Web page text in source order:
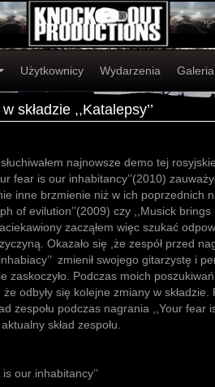
Użytkownicy Wydarzenia Galeria
składzie ,,Katalepsy’’
najnowsze demo tej
fear is our inhabitancy’’(2010)
inne brzmienie niż w ich poprzednich
of evilution’’(2009) czy ,,Musick brings
zacząłem więc szukać
Okazało się ,że zespół przed
zmienił swojego gitarzystę i
zaskoczyło. Podczas moich poszukiwań
że odbyły się kolejne zmiany w składzie.
zespołu podczas nagrania ,,Your fear
skład zespołu.
our inhabitancy’’